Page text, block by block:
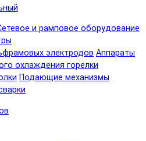
и рамповое оборудование
электродов Аппараты
охлаждения горелки
Подающие механизмы